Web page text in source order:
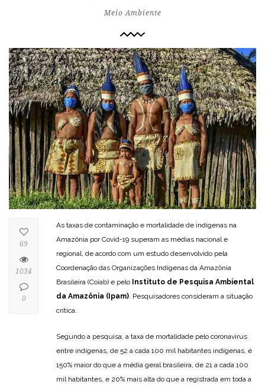
Meio Ambiente
As taxas de contaminação e mortalidade de indígenas na
Amazônia por Covid-19 superam as médias nacional e
regional, de acordo com um estudo desenvolvido pela
Coordenação das Organizações Indígenas da Amazônia
Brasileira (Coiab) e pelo Instituto de Pesquisa Ambiental
da Amazônia (Ipam) . Pesquisadores consideram a situação
crítica.
Segundo a pesquisa, a taxa de mortalidade pelo coronavírus
entre indígenas, de 52 a cada 100 mil habitantes indígenas, é
150% maior do que a média geral brasileira, de 21 a cada 100
mil habitantes, e 20% mais alta do que a registrada em toda a
69
1034
0